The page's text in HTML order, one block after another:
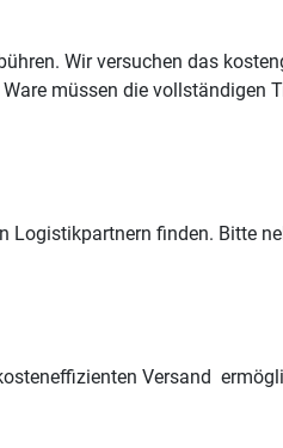
Wir versuchen das
müssen die vollständigen
finden. Bitte
Versand